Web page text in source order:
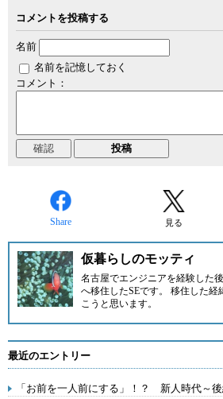
コメントを投稿する
名前
名前を記憶しておく
コメント：
Share 見る
仮暮らしのモッティ
名古屋でエンジニアを経験した
へ移住したSEです。 移住した
こうと思います。
最近のエントリー
「お前を一人前にする」！？ 新人時代～後